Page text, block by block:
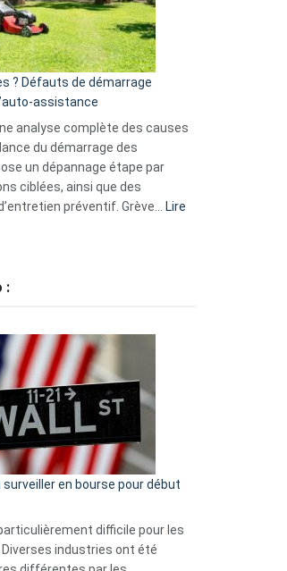
?
5
avantages
essentiels
de
la
S330
eufy
? Défauts de démarrage
assistance
analyse complète des causes
du démarrage des
un dépannage étape par
ciblées, ainsi que des
préventif. Grève…
Lire
:
surveiller en bourse pour début
difficile pour les
industries ont été